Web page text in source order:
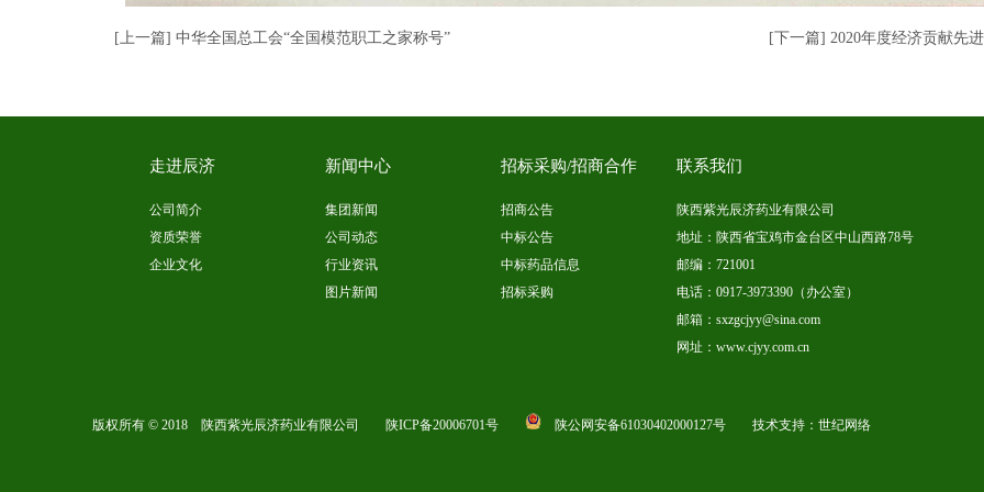
[上一篇] 中华全国总工会“全国模范职工之家称号” [下一篇] 2020年度经济贡献先
走进辰济
公司简介
资质荣誉
企业文化
新闻中心
集团新闻
公司动态
行业资讯
图片新闻
招标采购/招商合作
招商公告
中标公告
中标药品信息
招标采购
联系我们
陕西紫光辰济药业有限公司
地址：陕西省宝鸡市金台区中山西路78号
邮编：721001
电话：0917-3973390（办公室）
邮箱：sxzgcjyy@sina.com
网址：www.cjyy.com.cn
版权所有 © 2018 陕西紫光辰济药业有限公司 陕ICP备20006701号 陕公网安备61030402000127号技术支持： 世纪网络